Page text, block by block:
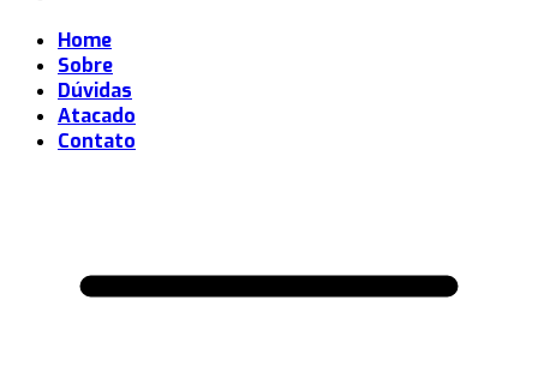
Home
Sobre
Dúvidas
Atacado
Contato